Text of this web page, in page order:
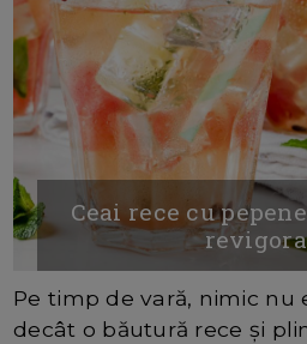
Ceai rece cu
Pe timp de vară, nimic nu
decât o băutură rece și